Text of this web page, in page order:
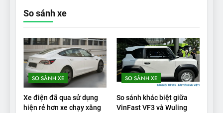
So sánh xe
SO SÁNH XE
Xe điện đã qua sử dụng
hiện rẻ hơn xe chạy xăng
SO SÁNH XE
So sánh khác biệt giữa
VinFast VF3 và Wuling
VinFast VF9 có gì để cạnh
tranh với các xe xăng cùng
tầm giá?
ĐÁNH GIÁ XE
20
Đánh giá: Người đam mê xe